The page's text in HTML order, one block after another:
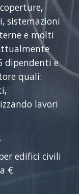
sistemazioni
e molti
dipendenti e
quali:
lavori
edifici civili
€